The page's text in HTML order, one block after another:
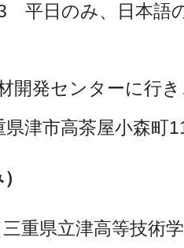
平日のみ、日本語
開発センターに行
津市高茶屋小森町
重県立津高等技術